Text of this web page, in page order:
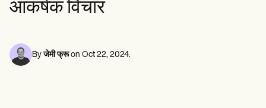
मानसिक स्वास्थ्य पेशेवर
सोशल वर्कर्स
मनोवैज्ञानिकों
Insurance claims
Speech therapists
Life coaches
आकर्षक विचार
By जेमी फ्रू on Oct 22, 2024.